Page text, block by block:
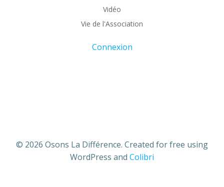
Vidéo
Vie de l'Association
Connexion
© 2026 Osons La Différence. Created for free using
WordPress and Colibri